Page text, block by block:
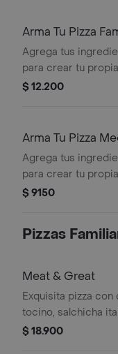
Arma Tu Pizza
Agrega tus
para crear tu
$ 12.200
Arma Tu Pizza
Agrega tus
para crear tu
$ 9150
Pizzas
Meat & Great
Exquisita pizza con
tocino, salchicha
un shot de salsa bbq.
$ 18.900